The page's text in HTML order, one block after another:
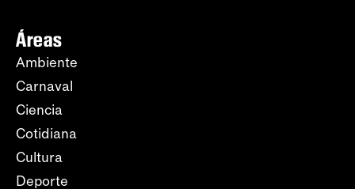
Áreas
Ambiente
Carnaval
Ciencia
Cotidiana
Cultura
Deporte